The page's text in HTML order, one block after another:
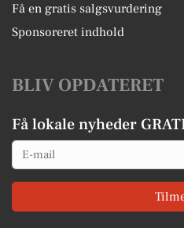
Få en gratis salgsvurdering
Sponsoreret indhold
BLIV OPDATERET
Få lokale nyheder
Email